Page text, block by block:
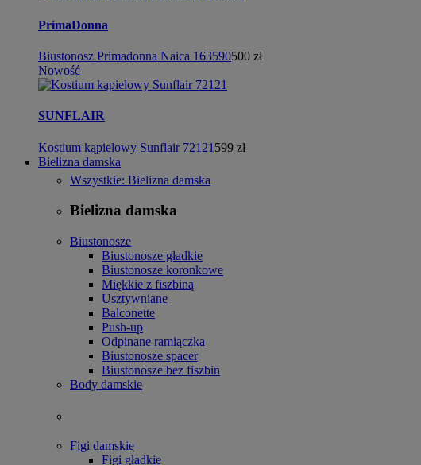
PrimaDonna
Biustonosz Primadonna Naica 163590500 zł
Nowość
SUNFLAIR
Kostium kąpielowy Sunflair 72121 599 zł
Bielizna damska
Wszystkie: Bielizna damska
Bielizna damska
Biustonosze
Biustonosze gładkie
Biustonosze koronkowe
Miękkie z fiszbiną
Usztywniane
Balconette
Push-up
Odpinane ramiączka
Biustonosze spacer
Biustonosze bez fiszbin
Body damskie
Figi damskie
Figi gładkie